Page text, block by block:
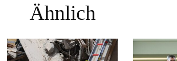
Ähnlich